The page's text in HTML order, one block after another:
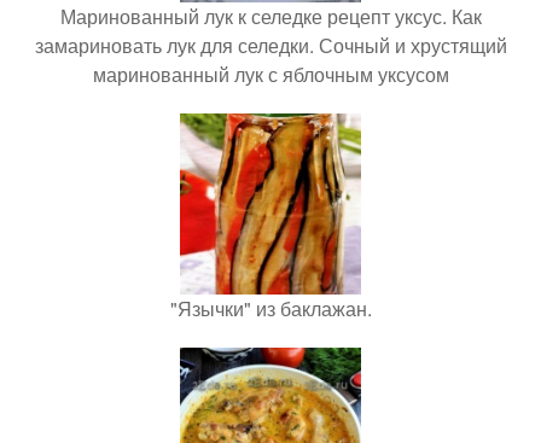
Маринованный лук к селедке рецепт уксус. Как
замариновать лук для селедки. Сочный и хрустящий
маринованный лук с яблочным уксусом
"Язычки" из баклажан.